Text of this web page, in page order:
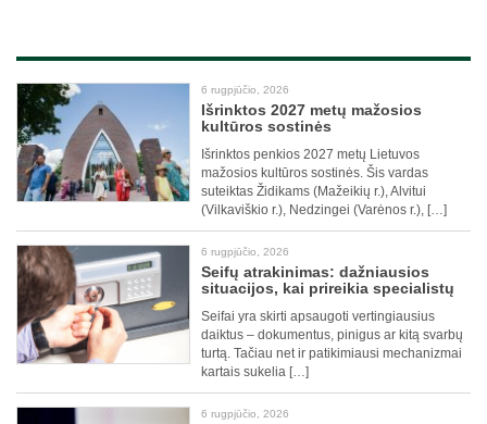
6 rugpjūčio, 2026
Išrinktos 2027 metų mažosios
kultūros sostinės
Išrinktos penkios 2027 metų Lietuvos
mažosios kultūros sostinės. Šis vardas
suteiktas Židikams (Mažeikių r.), Alvitui
(Vilkaviškio r.), Nedzingei (Varėnos r.), […]
6 rugpjūčio, 2026
Seifų atrakinimas: dažniausios
situacijos, kai prireikia specialistų
Seifai yra skirti apsaugoti vertingiausius
daiktus – dokumentus, pinigus ar kitą svarbų
turtą. Tačiau net ir patikimiausi mechanizmai
kartais sukelia […]
6 rugpjūčio, 2026